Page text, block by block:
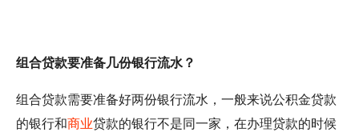
组合贷款要准备几份银行流水？
组合贷款需要准备好两份银行流水，一般来说公积金贷款
的银行和商业贷款的银行不是同一家，在办理贷款的时候